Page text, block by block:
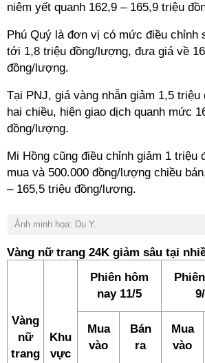
niêm yết quanh 162,9 – 165,9 triệu
Phú Quý là đơn vị có mức điều chỉnh
tới 1,8 triệu đồng/lượng, đưa giá về
đồng/lượng.
Tại PNJ, giá vàng nhẫn giảm 1,5
hai chiều, hiện giao dịch quanh mức
đồng/lượng.
Mi Hồng cũng điều chỉnh giảm 1 triệu
mua và 500.000 đồng/lượng chiều
– 165,5 triệu đồng/lượng.
Ảnh minh họa: Du Y.
Vàng nữ trang 24K giảm sâu tại
Vàng
nữ
trang
Khu
vực
Phiên hôm
nay 11/5
Mua
vào
Bán
ra
Mua
vào